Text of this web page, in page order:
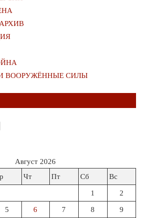
ВООРУЖЁННЫЕ СИЛЫ
Август 2026
Чт Пт Сб Вс
1 2
5 6 7 8 9